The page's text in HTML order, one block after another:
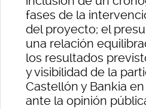
fases de la
del proyecto; el
una relación
los resultados
y visibilidad de la
Castellón y Bankia
ante la opinión